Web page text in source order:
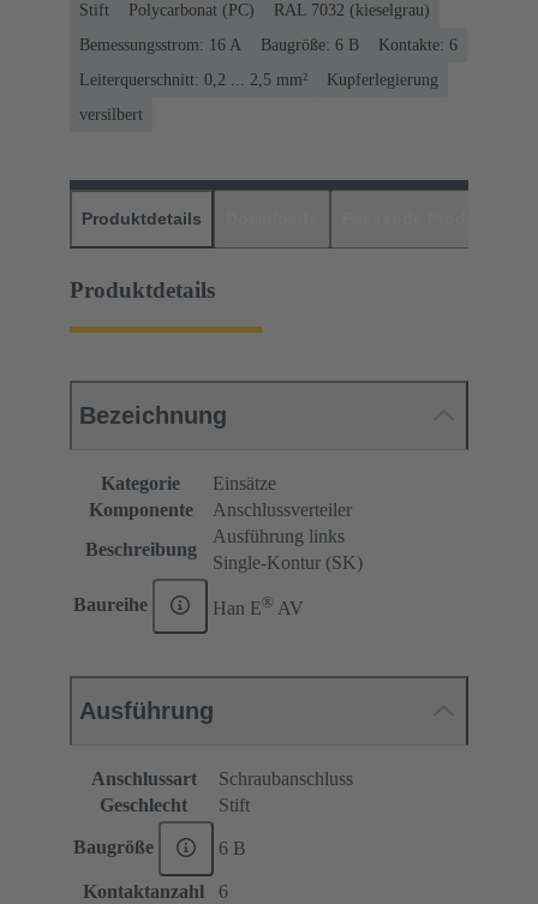
Stift
Polycarbonat (PC)
RAL 7032 (kieselgrau)
Bemessungsstrom: ‌16 A
Baugröße: 6 B
Kontakte: 6
Leiterquerschnitt: 0,2 ... 2,5 mm²
Kupferlegierung
versilbert
Produktdetails
Produktdetails
Bezeichnung
Kategorie
Einsätze
Komponente
Anschlussverteiler
Beschreibung
Ausführung links
Single-Kontur (SK)
Baureihe Han E® AV
Ausführung
Anschlussart
Schraubanschluss
Geschlecht
Stift
Baugröße 6 B
Kontaktanzahl
6